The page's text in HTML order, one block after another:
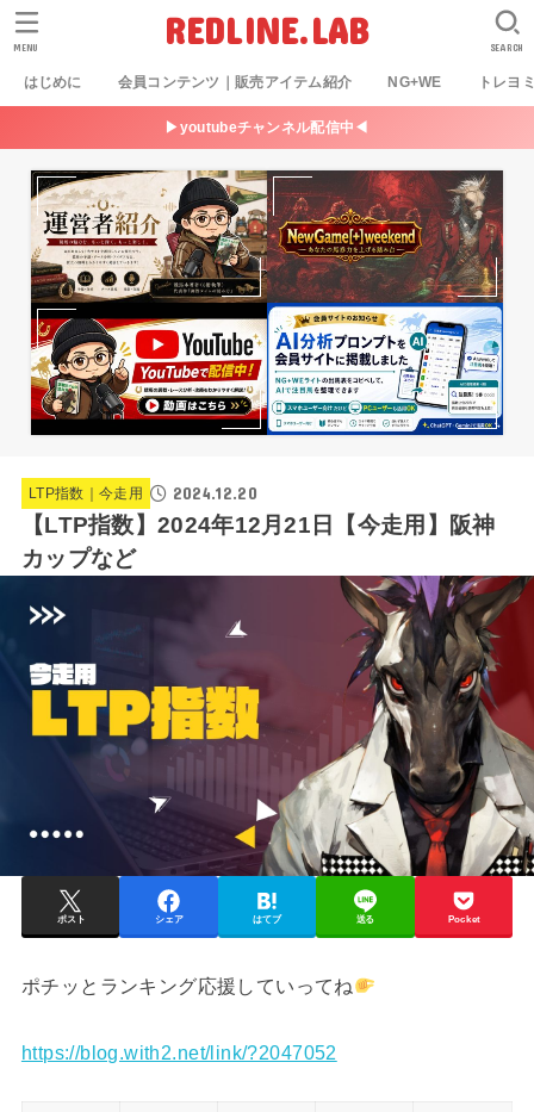
REDLINE.LAB
はじめに 会員コンテンツ｜販売アイテム紹介 NG+WE トレヨ
SEARCH
MENU
▶youtubeチャンネル配信中◀
LTP指数｜今走用 2024.12.20
【LTP指数】2024年12月21日【今走用】阪神
カップなど
ポスト シェア はてブ 送る Pocket
ポチッとランキング応援していってね
https://blog.with2.net/link/?2047052